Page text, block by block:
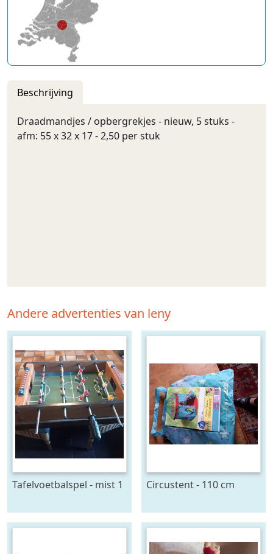
Beschrijving
Draadmandjes / opbergrekjes - nieuw, 5 stuks -
afm: 55 x 32 x 17 - 2,50 per stuk
Andere advertenties van leny
Tafelvoetbalspel - mist 1
Circustent - 110 cm